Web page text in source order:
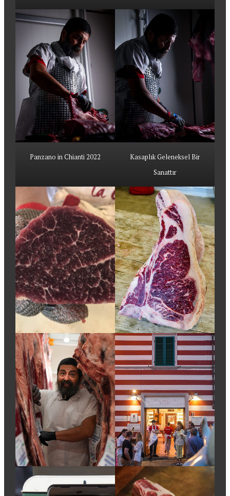
Panzano in Chianti 2022
Kasaplık Geleneksel Bir
Sanattır